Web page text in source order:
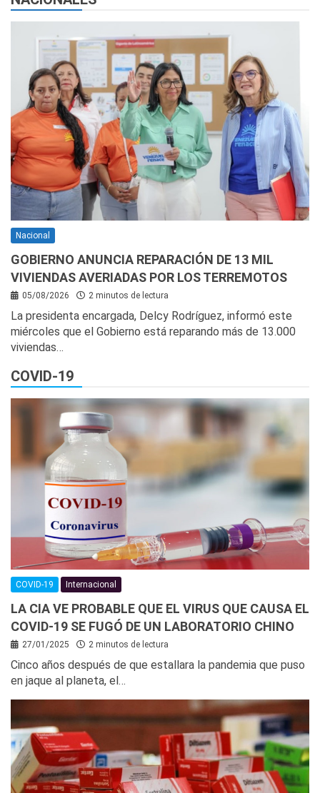
Nacional
GOBIERNO ANUNCIA REPARACIÓN DE 13 MIL
VIVIENDAS AVERIADAS POR LOS TERREMOTOS
05/08/2026 2 minutos de lectura
La presidenta encargada, Delcy Rodríguez, informó este
miércoles que el Gobierno está reparando más de 13.000
viviendas…
COVID-19
COVID-19 Internacional
LA CIA VE PROBABLE QUE EL VIRUS QUE CAUSA EL
COVID-19 SE FUGÓ DE UN LABORATORIO CHINO
27/01/2025 2 minutos de lectura
Cinco años después de que estallara la pandemia que puso
en jaque al planeta, el…